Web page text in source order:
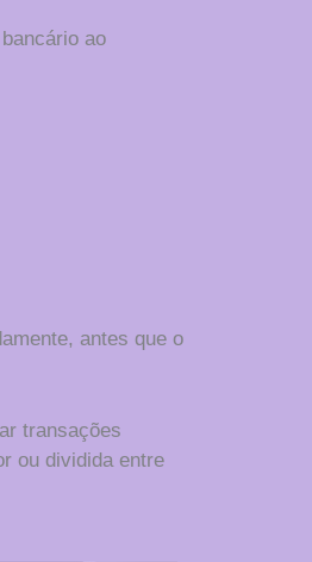
ao
antes que o
transações
ou dividida entre